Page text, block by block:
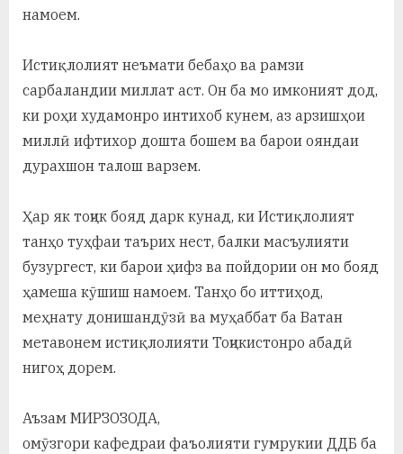
намоем.
Истиқлолият неъмати бебаҳо ва рамзи
сарбаландии миллат аст. Он ба мо имконият дод,
ки роҳи худамонро интихоб кунем, аз арзишҳои
миллӣ ифтихор дошта бошем ва барои ояндаи
дурахшон талош варзем.
Ҳар як тоҷик бояд дарк кунад, ки Истиқлолият
танҳо туҳфаи таърих нест, балки масъулияти
бузургест, ки барои ҳифз ва пойдории он мо бояд
ҳамеша кӯшиш намоем. Танҳо бо иттиҳод,
меҳнату донишандӯзӣ ва муҳаббат ба Ватан
метавонем истиқлолияти Тоҷикистонро абадӣ
нигоҳ дорем.
Аъзам МИРЗОЗОДА,
омӯзгори кафедраи фаъолияти гумрукии ДДБ ба